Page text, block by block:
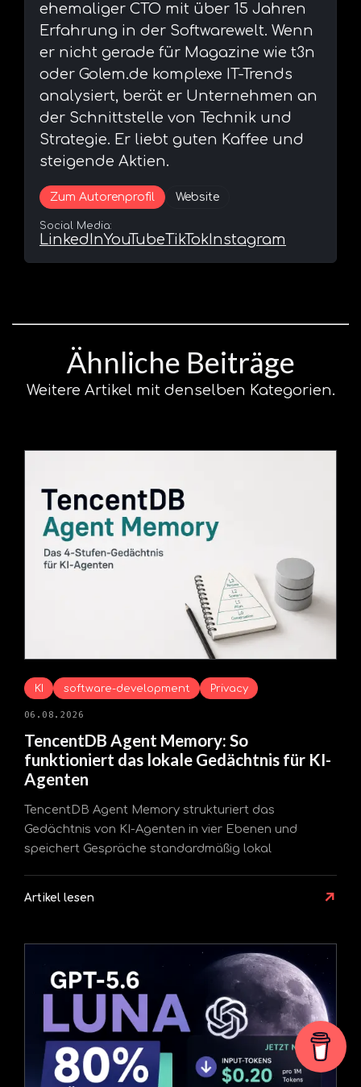
ehemaliger CTO mit über 15 Jahren
Erfahrung in der Softwarewelt. Wenn
er nicht gerade für Magazine wie t3n
oder Golem.de komplexe IT-Trends
analysiert, berät er Unternehmen an
der Schnittstelle von Technik und
Strategie. Er liebt guten Kaffee und
steigende Aktien.
Zum Autorenprofil Website
Social Media:
LinkedInYouTubeTikTokInstagram
Ähnliche Beiträge
Weitere Artikel mit denselben Kategorien.
KI software-development Privacy
06.08.2026
TencentDB Agent Memory: So
funktioniert das lokale Gedächtnis für KI-
Agenten
TencentDB Agent Memory strukturiert das
Gedächtnis von KI-Agenten in vier Ebenen und
speichert Gespräche standardmäßig lokal
Artikel lesen ↗